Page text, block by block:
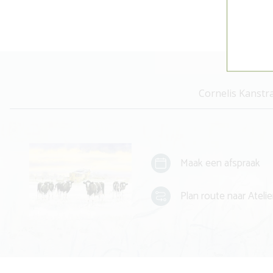
Cornelis
Maak een afspraak
Plan route naar